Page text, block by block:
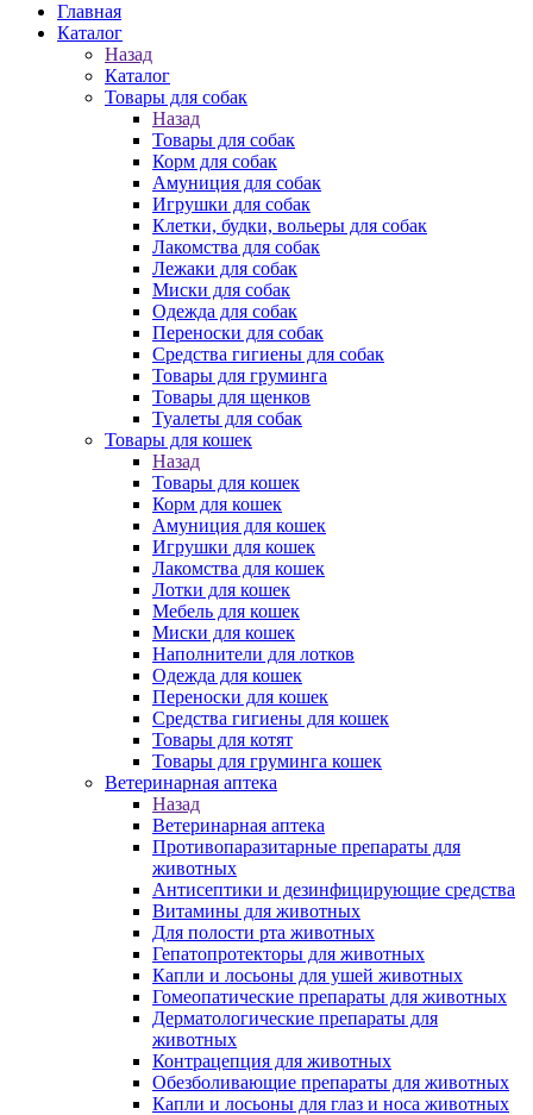
Главная
Каталог
Назад
Каталог
Товары для собак
Назад
Товары для собак
Корм для собак
Амуниция для собак
Игрушки для собак
Клетки, будки, вольеры для собак
Лакомства для собак
Лежаки для собак
Миски для собак
Одежда для собак
Переноски для собак
Средства гигиены для собак
Товары для груминга
Товары для щенков
Туалеты для собак
Товары для кошек
Назад
Товары для кошек
Корм для кошек
Амуниция для кошек
Игрушки для кошек
Лакомства для кошек
Лотки для кошек
Мебель для кошек
Миски для кошек
Наполнители для лотков
Одежда для кошек
Переноски для кошек
Средства гигиены для кошек
Товары для котят
Товары для груминга кошек
Ветеринарная аптека
Назад
Ветеринарная аптека
Противопаразитарные препараты для
животных
Антисептики и дезинфицирующие средства
Витамины для животных
Для полости рта животных
Гепатопротекторы для животных
Капли и лосьоны для ушей животных
Гомеопатические препараты для животных
Дерматологические препараты для
животных
Контрацепция для животных
Обезболивающие препараты для животных
Капли и лосьоны для глаз и носа животных